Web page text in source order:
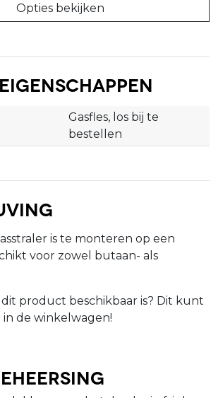
Opties bekijken
Gasfles, los bij te
bestellen
is te monteren op een
voor zowel butaan- als
product beschikbaar is? Dit kunt
in de winkelwagen!